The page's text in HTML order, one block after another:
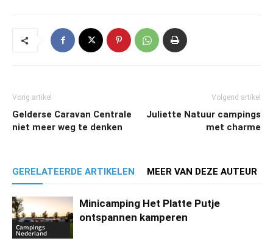
Vorig artikel
Gelderse Caravan Centrale
niet meer weg te denken
Volgend artikel
Juliette Natuur campings
met charme
GERELATEERDE ARTIKELEN MEER VAN DEZE AUTEUR
Campings
Nederland
Minicamping Het Platte Putje
ontspannen kamperen